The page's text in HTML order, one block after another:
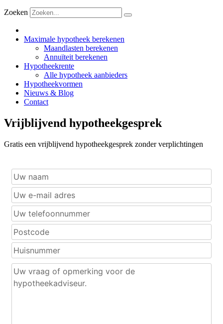
Zoeken
Maximale hypotheek berekenen
Maandlasten berekenen
Annuïteit berekenen
Hypotheekrente
Alle hypotheek aanbieders
Hypotheekvormen
Nieuws & Blog
Contact
Vrijblijvend hypotheekgesprek
Gratis een vrijblijvend hypotheekgesprek zonder verplichtingen